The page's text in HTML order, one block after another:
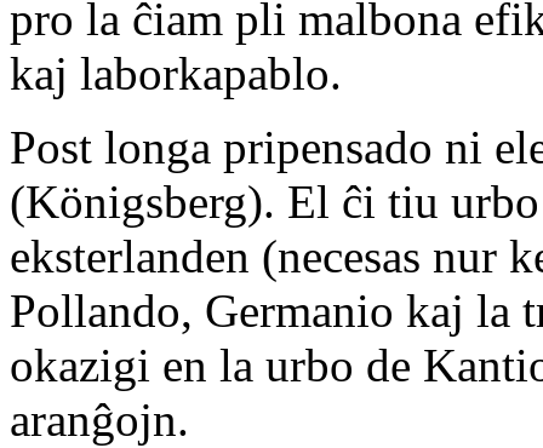
pro la ĉiam pli malbona
kaj laborkapablo.
Post longa pripensado ni
(Königsberg). El ĉi tiu
eksterlanden (necesas nur
Pollando, Germanio kaj la
okazigi en la urbo de
aranĝojn.